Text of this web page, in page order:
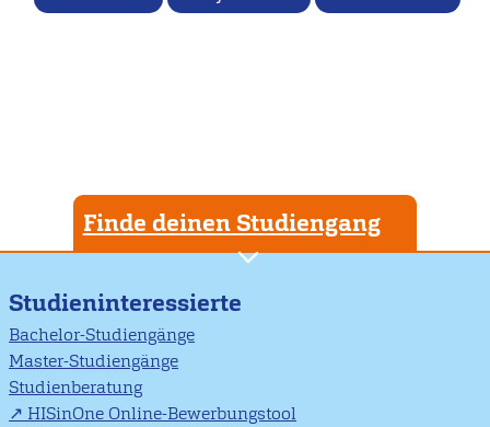
Finde deinen Studiengang
Studieninteressierte
Bachelor-Studiengänge
Master-Studiengänge
Studienberatung
HISinOne Online-Bewerbungstool